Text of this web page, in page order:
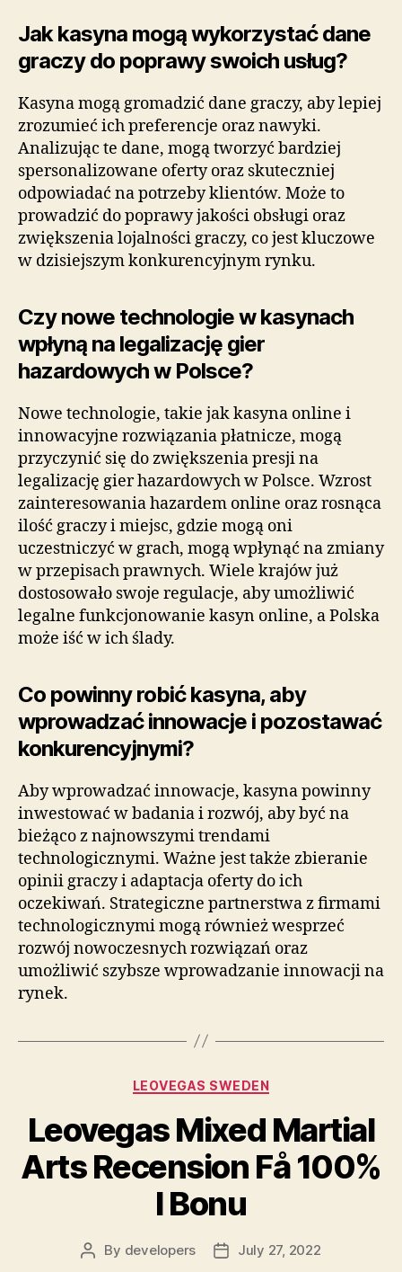
Jak kasyna mogą wykorzystać dane
graczy do poprawy swoich usług?
Kasyna mogą gromadzić dane graczy, aby lepiej
zrozumieć ich preferencje oraz nawyki.
Analizując te dane, mogą tworzyć bardziej
spersonalizowane oferty oraz skuteczniej
odpowiadać na potrzeby klientów. Może to
prowadzić do poprawy jakości obsługi oraz
zwiększenia lojalności graczy, co jest kluczowe
w dzisiejszym konkurencyjnym rynku.
Czy nowe technologie w kasynach
wpłyną na legalizację gier
hazardowych w Polsce?
Nowe technologie, takie jak kasyna online i
innowacyjne rozwiązania płatnicze, mogą
przyczynić się do zwiększenia presji na
legalizację gier hazardowych w Polsce. Wzrost
zainteresowania hazardem online oraz rosnąca
ilość graczy i miejsc, gdzie mogą oni
uczestniczyć w grach, mogą wpłynąć na zmiany
w przepisach prawnych. Wiele krajów już
dostosowało swoje regulacje, aby umożliwić
legalne funkcjonowanie kasyn online, a Polska
może iść w ich ślady.
Co powinny robić kasyna, aby
wprowadzać innowacje i pozostawać
konkurencyjnymi?
Aby wprowadzać innowacje, kasyna powinny
inwestować w badania i rozwój, aby być na
bieżąco z najnowszymi trendami
technologicznymi. Ważne jest także zbieranie
opinii graczy i adaptacja oferty do ich
oczekiwań. Strategiczne partnerstwa z firmami
technologicznymi mogą również wesprzeć
rozwój nowoczesnych rozwiązań oraz
umożliwić szybsze wprowadzanie innowacji na
rynek.
Categories
LEOVEGAS SWEDEN
Leovegas Mixed Martial
Arts Recension Få 100%
I Bonu
Post
By developers
PostJuly 27, 2022